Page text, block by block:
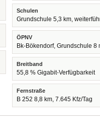
Schulen
Grundschule 5,3 km,
ÖPNV
Bk-Bökendorf, Grundschule 8
Breitband
55,8 % Gigabit-Verfügbarkeit
Fernstraße
B 252 8,8 km, 7.645 Kfz/Tag